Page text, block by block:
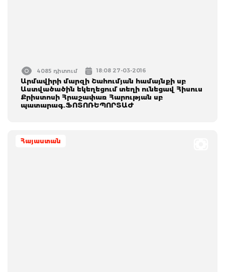
4085 դիտում 18:08 27-03-2016
Արմավիրի մարզի Շահումյան համայնքի սբ
Աստվածածին եկեղեցում տեղի ունեցավ Հիսուս
Քրիստոսի Հրաշափառ Հարության սբ
պատարագ.ՖՈՏՈՌԵՊՈՐՏԱԺ
Հայաստան